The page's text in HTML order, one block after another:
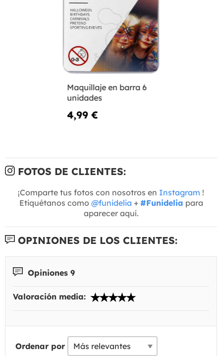
Maquillaje en barra 6
unidades
4,99 €
FOTOS DE CLIENTES:
¡Comparte tus fotos con nosotros en Instagram !
Etiquétanos como @funidelia + #Funidelia para
aparecer aquí.
OPINIONES DE LOS CLIENTES:
Opiniones 9
Valoración media:
Ordenar por